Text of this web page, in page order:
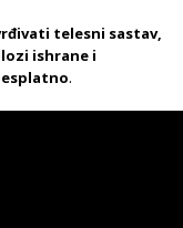
telesni sastav,
ishrane i
.